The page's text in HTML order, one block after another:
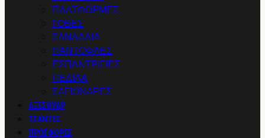
ΠΛΑΤΦΟΡΜΕΣ
ΓΟΒΕΣ
ΣΑΝΔΑΛΙΑ
ΠΑΝΤΟΦΛΕΣ
ΕΣΠΑΝΤΡΙΓΙΕΣ
ΠΕΔΙΛΑ
ΣΑΓΙΟΝΑΡΕΣ
ΑΞΕΣΟΥΑΡ
ΤΣΑΝΤΕΣ
ΠΡΟΣΦΟΡΕΣ